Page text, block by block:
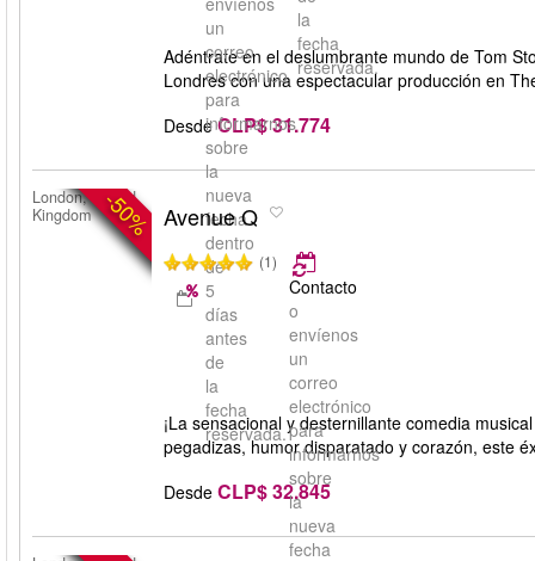
la
fecha
reservada.
un
correo
electrónico
para
informarnos
sobre
la
nueva
fecha
dentro
de
5
días
antes
de
la
fecha
reservada.
Adéntrate en el deslumbrante mundo de Tom
Londres con una espectacular producción en
Desde CLP$ 31.774
-50%
London, United
Kingdom
Avenue Q
(1)
Contacto
o
envíenos
un
correo
electrónico
para
informarnos
sobre
la
nueva
fecha
¡La sensacional y desternillante comedia
pegadizas, humor disparatado y corazón, este
Desde CLP$ 32.845